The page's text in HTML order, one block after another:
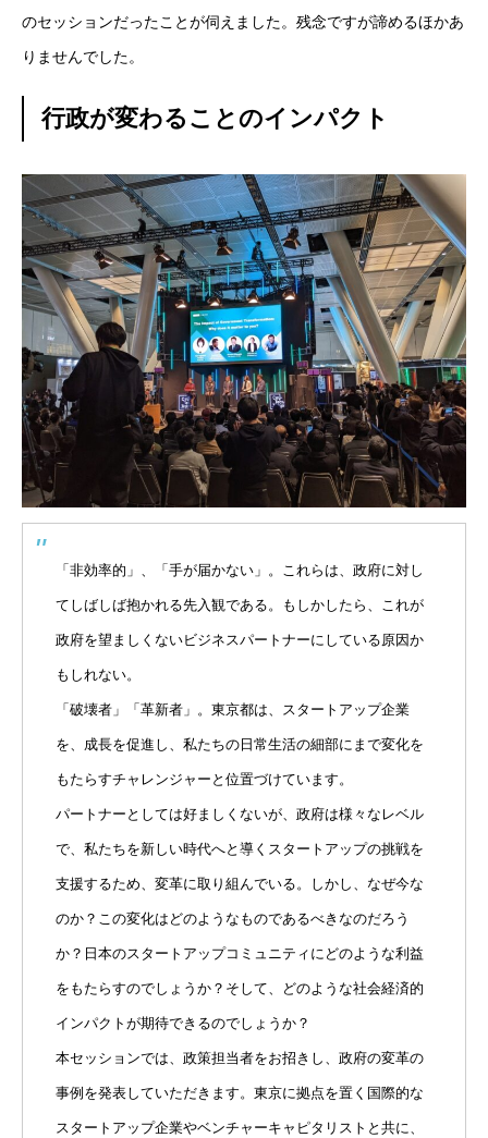
のセッションだったことが伺えました。残念ですが諦めるほかあ
りませんでした。
行政が変わることのインパクト
「非効率的」、「手が届かない」。これらは、政府に対し
てしばしば抱かれる先入観である。もしかしたら、これが
政府を望ましくないビジネスパートナーにしている原因か
もしれない。
「破壊者」「革新者」。東京都は、スタートアップ企業
を、成長を促進し、私たちの日常生活の細部にまで変化を
もたらすチャレンジャーと位置づけています。
パートナーとしては好ましくないが、政府は様々なレベル
で、私たちを新しい時代へと導くスタートアップの挑戦を
支援するため、変革に取り組んでいる。しかし、なぜ今な
のか？この変化はどのようなものであるべきなのだろう
か？日本のスタートアップコミュニティにどのような利益
をもたらすのでしょうか？そして、どのような社会経済的
インパクトが期待できるのでしょうか？
本セッションでは、政策担当者をお招きし、政府の変革の
事例を発表していただきます。東京に拠点を置く国際的な
スタートアップ企業やベンチャーキャピタリストと共に、